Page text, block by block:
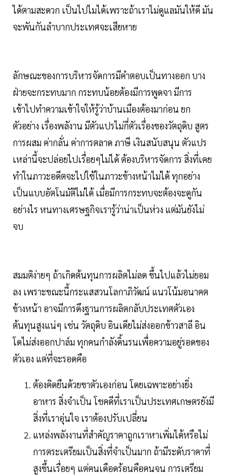
ได้ตามสะดวก เป็นไปไมได้เพราะถ้าเราไม่ดูแลมันให้ดี มัน
จะพันกันลำบากประเทศจะเสียหาย
ลักษณะของการบริหารจัดการมีคำตอบเป็นทางออก บาง
ฝ่ายจะกระทบมาก กระทบน้อยต้องมีการพูดจา มีการ
เข้าไปทำความเข้าใจให้รู้ว่าบ้านเมืองต้องมาก่อน ยก
ตัวอย่าง เรื่องพลังาน มีตัวแปรไม่กี่ตัวเรื่องของวัตถุดิบ สูตร
การผสม ค่ากลั่น ค่าการตลาด ภาษี เงินสนับสนุน ตัวแปร
เหล่านี้จะปล่อยไปเรื่อยๆไม่ได้ ต้องบริหารจัดการ สิ่งที่เคย
ทำในภาวะอดีตจะไปใช้ในภาวะข้างหน้าไม่ได้ ทุกอย่าง
เป็นแบบอัตโนมัติไม่ได้ เมื่อมีการกระทบจะต้องจะดูกัน
อย่างไร หนทางเศรษฐกิจเรารู้ว่าน่าเป็นห่วง แต่มันยังไม่
จบ
สมมติง่ายๆ ถ้าเกิดต้นทุนการผลิตไม่ลด ขึ้นไปแล้วไม่ยอม
ลง เพราะขณะนี้กระแสสวนโลกาภิวัฒน์ แนวโน้มอนาคต
ข้างหน้า อาจมีการดึงฐานการผลิตกลับประเทศตัวเอง
ต้นทุนสูงแน่ๆ เช่น วัตถุดิบ อินเดียไม่ส่งออกข้าวสาลี อิน
โดไม่ส่งออกปาล์ม ทุกคนกำลังดิ้นรนเพื่อความอยู่รอดของ
ตัวเอง แต่ที่จะรอดคือ
ต้องคิดยืนด้วยขาตัวเองก่อน โดยเฉพาะอย่างยิ่ง
อาหาร สิ่งจำเป็น โชคดีที่เราเป็นประเทศเกษตรยังมี
สิ่งที่เราอุ่นใจ เราต้องปรับเปลี่ยน
แหล่งพลังงานที่สำคัญราคาถูกเราหาเพิ่มได้หรือไม่
การตระเตรียมเป็นสิ่งที่จำเป็นมาก ถ้ามีระดับราคาที่
สูงขึ้นเรื่อยๆ แต่คนเดือดร้อนคือคนจน การเตรียม